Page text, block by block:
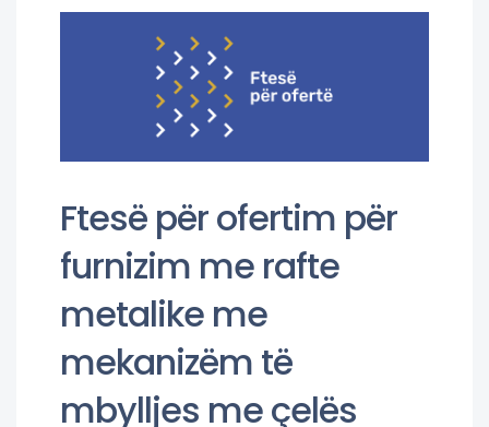
Ftesë për ofertim për
furnizim me rafte
metalike me
mekanizëm të
mbylljes me çelës